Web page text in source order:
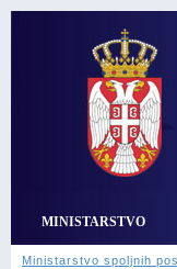
MINISTARSTVO
Ministarstvo spoljnih